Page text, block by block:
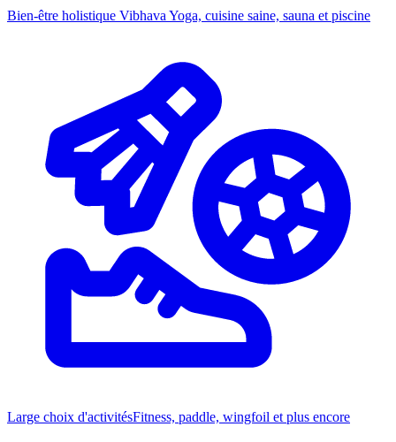
Bien-être holistique Vibhava Yoga, cuisine saine, sauna et piscine
Large choix d'activitésFitness, paddle, wingfoil et plus encore